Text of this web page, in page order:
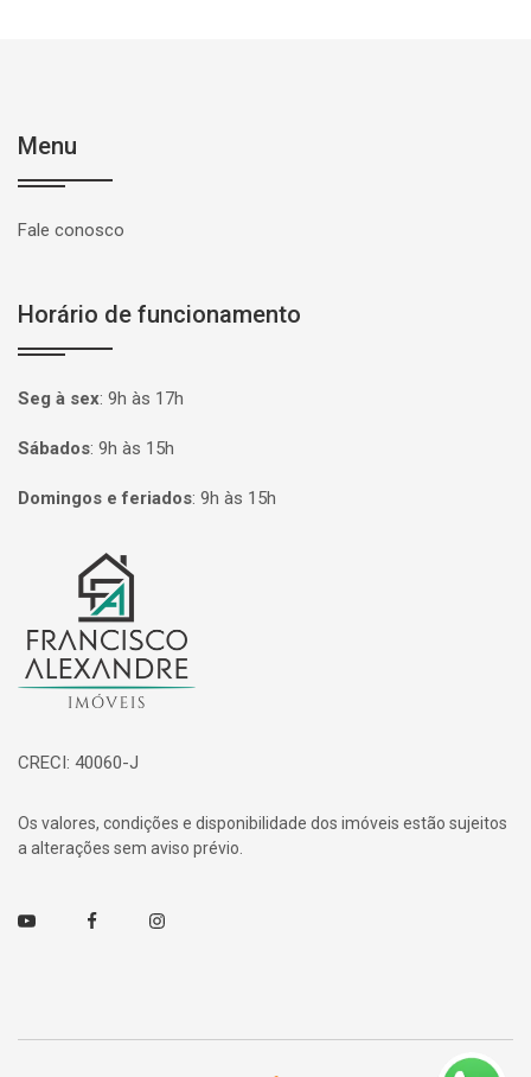
Menu
Fale conosco
Horário de funcionamento
Seg à sex: 9h às 17h
Sábados: 9h às 15h
Domingos e feriados: 9h às 15h
Página inicial
CRECI: 40060-J
Os valores, condições e disponibilidade dos imóveis estão sujeitos
a alterações sem aviso prévio.
Youtube FacebookInstagram